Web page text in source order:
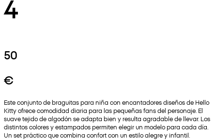
4
50
€
Este conjunto de braguitas para niña con encantadores diseños de Hello
Kitty ofrece comodidad diaria para las pequeñas fans del personaje. El
suave tejido de algodón se adapta bien y resulta agradable de llevar. Los
distintos colores y estampados permiten elegir un modelo para cada día.
Un set práctico que combina confort con un estilo alegre y infantil.